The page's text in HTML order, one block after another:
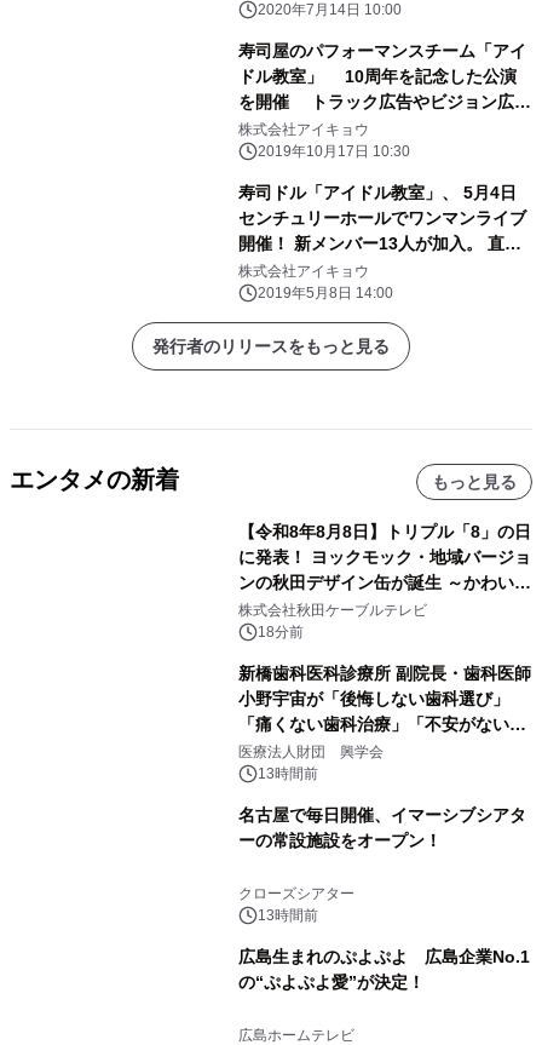
タート
2020年7月14日 10:00
寿司屋のパフォーマンスチーム「アイ
ドル教室」 10周年を記念した公演
を開催 トラック広告やビジョン広告
などプロモーションを強化
株式会社アイキョウ
2019年10月17日 10:30
寿司ドル「アイドル教室」、 5月4日
センチュリーホールでワンマンライブ
開催！ 新メンバー13人が加入。 直前
のプロモーションでは、アドトラック
2台でPRを実施
株式会社アイキョウ
2019年5月8日 14:00
発行者のリリースをもっと見る
エンタメの新着 もっと見る
【令和8年8月8日】トリプル「8」の日
に発表！ ヨックモック・地域バージョ
ンの秋田デザイン缶が誕生 ～かわいい
秋田犬の子犬と秋田の四季と名所を巡
るパッケージ～ 9月1日(火)秋田県内で
株式会社秋田ケーブルテレビ
18分前
新橋歯科医科診療所 副院長・歯科医師
小野宇宙が「後悔しない歯科選び」
「痛くない歯科治療」「不安がない治
療計画」をテーマに専門監修
医療法人財団 興学会
13時間前
名古屋で毎日開催、イマーシブシアタ
ーの常設施設をオープン！
クローズシアター
13時間前
広島生まれのぷよぷよ 広島企業No.1
の“ぷよぷよ愛”が決定！
広島ホームテレビ